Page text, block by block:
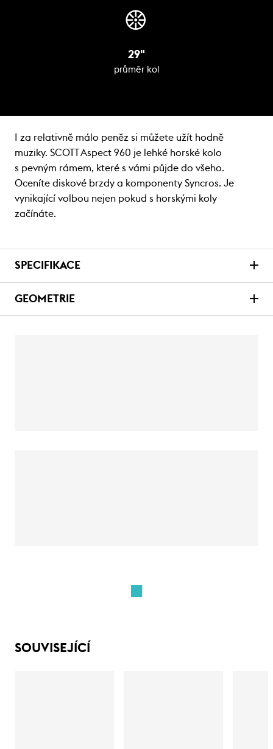
29"
průměr kol
I za relativně málo peněz si můžete užít hodně
muziky. SCOTT Aspect 960 je lehké horské kolo
s pevným rámem, které s vámi půjde do všeho.
Oceníte diskové brzdy a komponenty Syncros. Je
vynikající volbou nejen pokud s horskými koly
začínáte.
SPECIFIKACE
GEOMETRIE
SOUVISEJÍCÍ